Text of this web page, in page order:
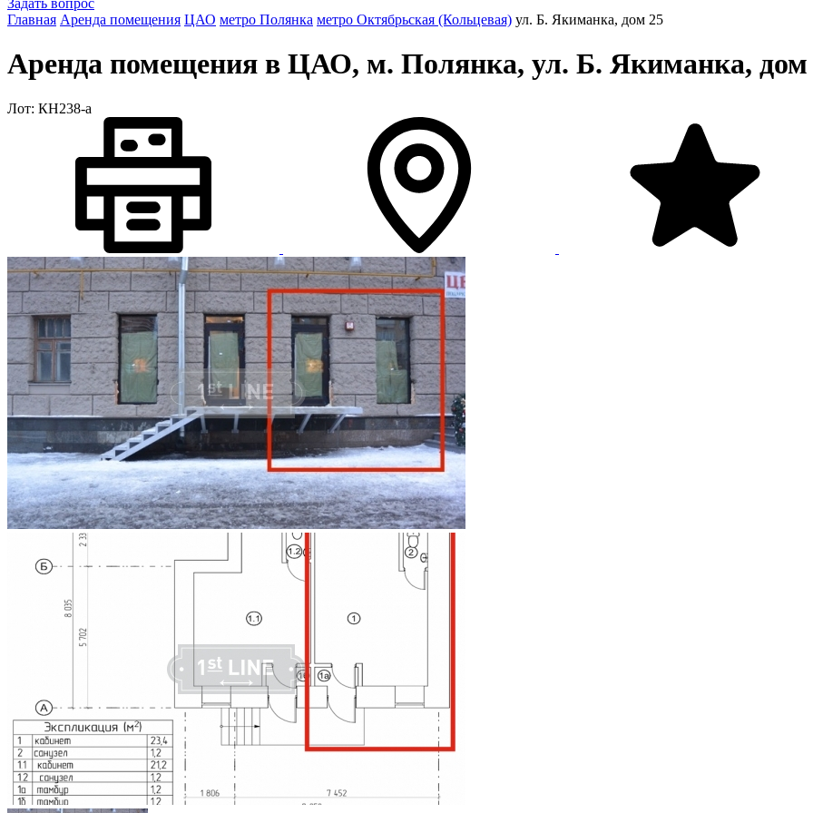
Задать вопрос
Главная Аренда помещения ЦАО метро Полянка метро Октябрьская (Кольцевая) ул. Б. Якиманка, дом 25
Аренда помещения в ЦАО, м. Полянка, ул. Б. Якиманка, дом
Лот: КН238-a